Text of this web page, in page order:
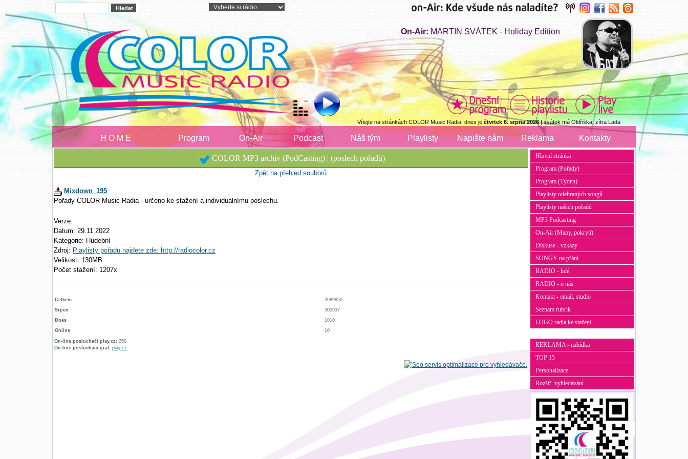
On-Air: MARTIN SVÁTEK - Holiday Edition
Vítejte na stránkách COLOR Music Radia, dnes je čtvrtek 6. srpna 2026| svátek má Oldřiška, zítra Lada
H O M E Program On-Air Podcast Náš tým Playlisty Napište nám Reklama Kontakty
COLOR MP3 archiv (PodCasting) | (poslech pořadů)
Zpět na přehled souborů
Mixdown_195
Pořady COLOR Music Radia - určeno ke stažení a individuálnímu poslechu.
Verze:
Datum: 29.11.2022
Kategorie: Hudební
Zdroj: Playlisty pořadu najdete zde: http://radiocolor.cz
Velikost: 130MB
Počet stažení: 1207x
Celkem
3989850
Srpen
300937
Dnes
1010
Online
10
On-line posluchači play.cz: 250
On-line posluchači graf: play.cz
Hlavní stránka
Program (Pořady)
Program (Týden)
Playlisty odehraných songů
Playlisty našich pořadů
MP3 Podcasting
On-Air (Mapy, pokrytí)
Diskuse - vzkazy
SONGY na přání
RADIO - lidé
RADIO - o nás
Kontakt - email, studio
Seznam rubrik
LOGO radia ke stažení
REKLAMA - nabídka
TOP 15
Personalizace
Rozšíř. vyhledávání